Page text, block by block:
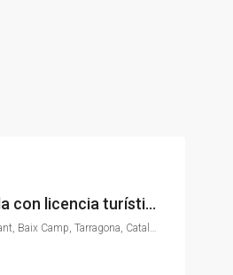
Casa pareada con licencia turística
l'Hospitalet de l'Infant, Baix Camp, Tarragona, Catalunya, 43890, España